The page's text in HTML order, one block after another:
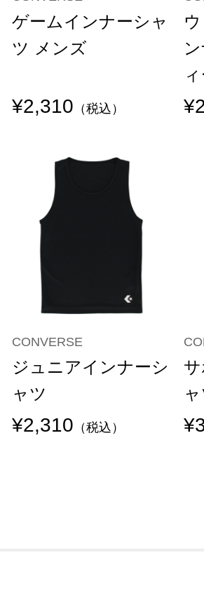
ゲームインナーシャ
ツ メンズ
¥2,310 （税込）
CONVERSE
ジュニアインナーシ
ャツ
¥2,310 （税込）